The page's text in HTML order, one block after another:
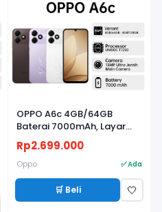
OPPO A6c 4GB/64GB
Baterai 7000mAh, Layar
120Hz
Rp2.699.000
Oppo ✅ Ada
🛒 Beli 🤍